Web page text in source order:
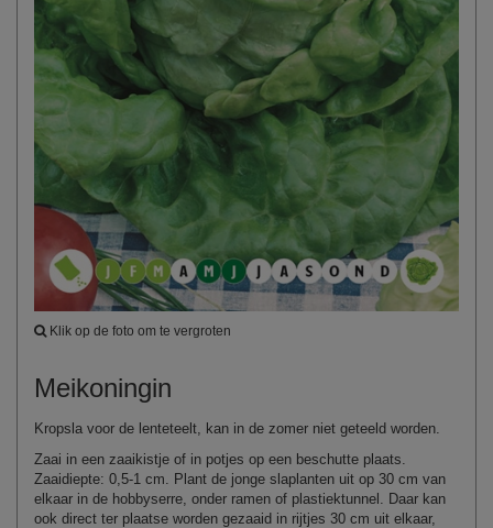
Klik op de foto om te vergroten
Meikoningin
Kropsla voor de lenteteelt, kan in de zomer niet geteeld worden.
Zaai in een zaaikistje of in potjes op een beschutte plaats.
Zaaidiepte: 0,5-1 cm. Plant de jonge slaplanten uit op 30 cm van
elkaar in de hobbyserre, onder ramen of plastiektunnel. Daar kan
ook direct ter plaatse worden gezaaid in rijtjes 30 cm uit elkaar,